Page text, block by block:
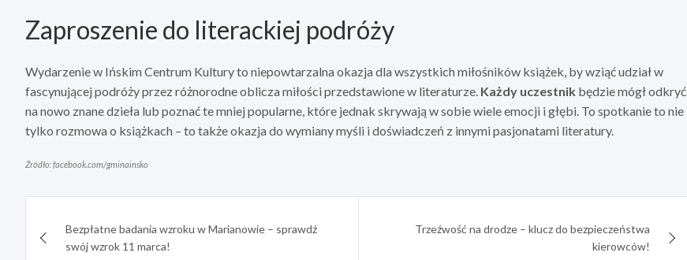
Zaproszenie do literackiej podróży
Wydarzenie w Ińskim Centrum Kultury to niepowtarzalna okazja dla wszystkich miłośników książek, by wziąć udział w
fascynującej podróży przez różnorodne oblicza miłości przedstawione w literaturze. Każdy uczestnik będzie mógł odkryć
na nowo znane dzieła lub poznać te mniej popularne, które jednak skrywają w sobie wiele emocji i głębi. To spotkanie to nie
tylko rozmowa o książkach – to także okazja do wymiany myśli i doświadczeń z innymi pasjonatami literatury.
Źródło: facebook.com/gminainsko
wpisuBezpłatne badania wzroku w Marianowie – sprawdź
swój wzrok 11 marca!
Trzeźwość na drodze – klucz do bezpieczeństwa
kierowców!